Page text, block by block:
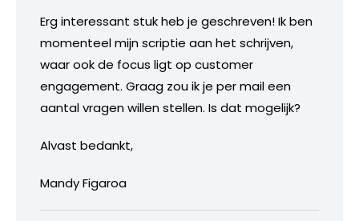
Erg interessant stuk heb je geschreven! Ik ben
momenteel mijn scriptie aan het schrijven,
waar ook de focus ligt op customer
engagement. Graag zou ik je per mail een
aantal vragen willen stellen. Is dat mogelijk?
Alvast bedankt,
Mandy Figaroa